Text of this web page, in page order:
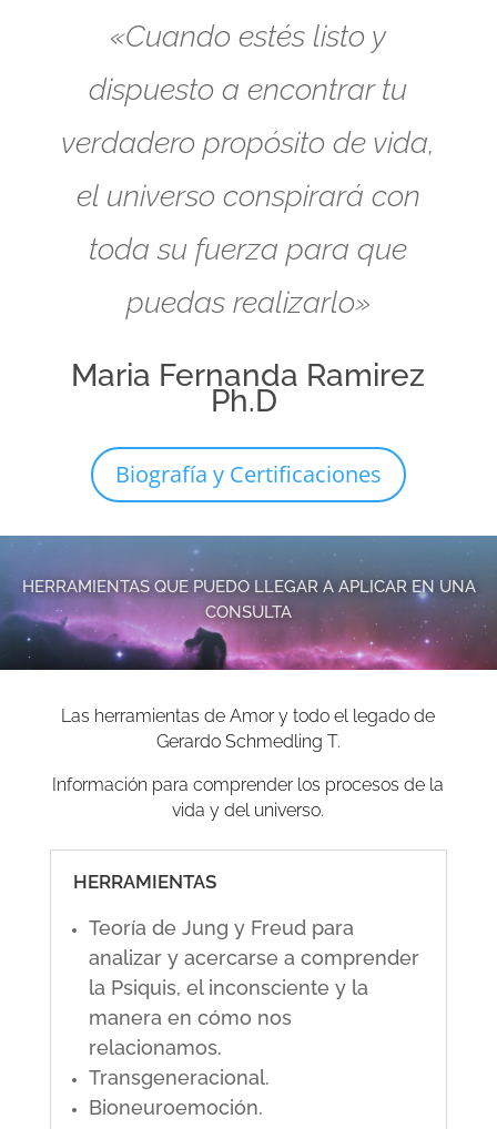
«Cuando estés listo y
dispuesto a encontrar tu
verdadero propósito de vida,
el universo conspirará con
toda su fuerza para que
puedas realizarlo»
Maria Fernanda Ramirez
Ph.D
Biografía y Certificaciones
HERRAMIENTAS QUE PUEDO LLEGAR A APLICAR EN UNA
CONSULTA
Las herramientas de Amor y todo el legado de
Gerardo Schmedling T.
Información para comprender los procesos de la
vida y del universo.
HERRAMIENTAS
Teoría de Jung y Freud para
analizar y acercarse a comprender
la Psiquis, el inconsciente y la
manera en cómo nos
relacionamos.
Transgeneracional.
Bioneuroemoción.